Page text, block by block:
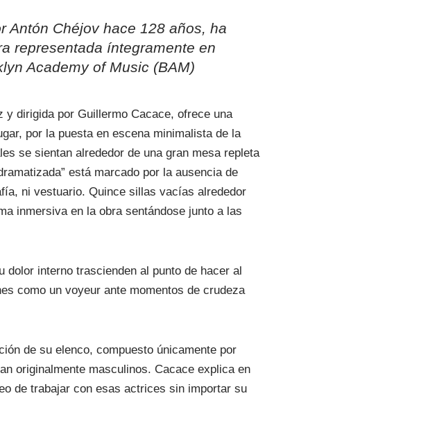
Antón Chéjov hace 128 años, ha
representada íntegramente en
Academy of Music (BAM)
y dirigida por Guillermo Cacace, ofrece una
por la puesta en escena minimalista de la
se sientan alrededor de una gran mesa repleta
está marcado por la ausencia de
ni vestuario. Quince sillas vacías alrededor
inmersiva en la obra sentándose junto a las
interno trascienden al punto de hacer al
como un voyeur ante momentos de crudeza
de su elenco, compuesto únicamente por
originalmente masculinos. Cacace explica en
de trabajar con esas actrices sin importar su